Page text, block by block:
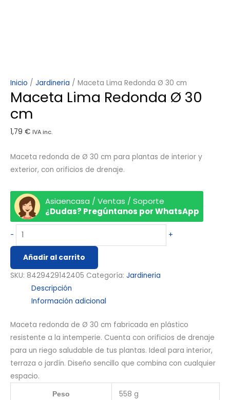
Inicio / Jardineria / Maceta Lima Redonda Ø 30 cm
Maceta Lima Redonda Ø 30
cm
1,79 € IVA inc.
Maceta redonda de Ø 30 cm para plantas de interior y
exterior, con orificios de drenaje.
Asiaencasa / Ventas / Soporte
¿Dudas? Pregúntanos por WhatsApp
- +
Añadir al carrito
SKU: 8429429142405 Categoría: Jardineria
Descripción
Información adicional
Maceta redonda de Ø 30 cm fabricada en plástico
resistente a la intemperie. Cuenta con orificios de drenaje
para un riego saludable de tus plantas. Ideal para interior,
terraza o jardín. Diseño sencillo que combina con cualquier
espacio.
Peso 558 g